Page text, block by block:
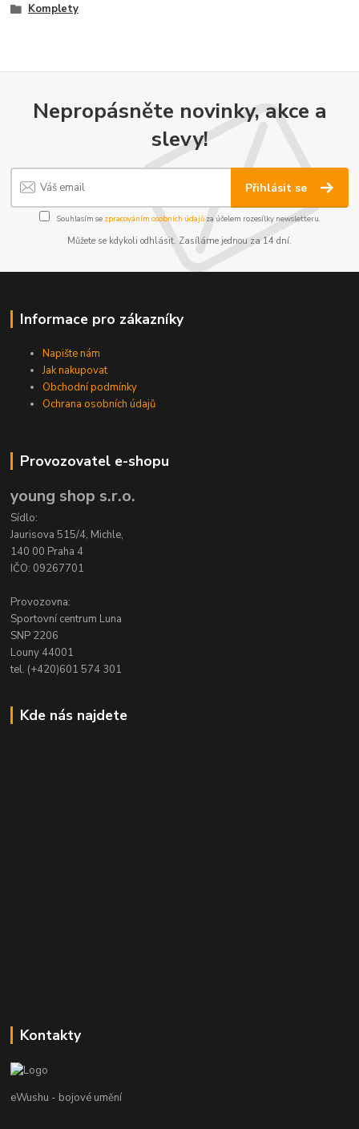
Komplety
Nepropásněte novinky, akce a
slevy!
Přihlásit se
Souhlasím se zpracováním osobních údajůza účelem rozesílky newsletteru.
Můžete se kdykoli odhlásit. Zasíláme jednou za 14 dní.
Informace pro zákazníky
Napište nám
Jak nakupovat
Obchodní podmínky
Ochrana osobních údajů
Provozovatel e-shopu
young shop s.r.o.
Sídlo:
Jaurisova 515/4, Michle,
140 00 Praha 4
IČO: 09267701
Provozovna:
Sportovní centrum Luna
SNP 2206
Louny 44001
tel. (+420)601 574 301
Kde nás najdete
Kontakty
eWushu - bojové umění